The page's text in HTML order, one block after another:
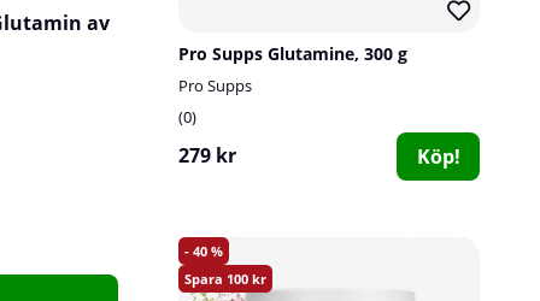
av
Pro Supps Glutamine, 300 g
Pro Supps
0
279 kr Köp!
40
100